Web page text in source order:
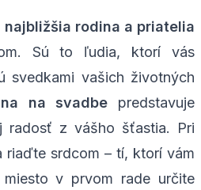
najbližšia rodina a priatelia
Sú to ľudia, ktorí vás
svedkami vašich životných
na svadbe predstavuje
radosť z vášho šťastia. Pri
riaďte srdcom – tí, ktorí vám
v prvom rade určite